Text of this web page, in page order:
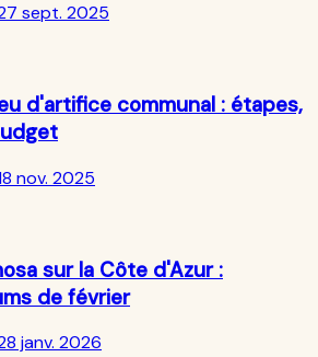
sept. 2025
d'artifice communal : étapes,
nov. 2025
sur la Côte d'Azur :
de février
janv. 2026